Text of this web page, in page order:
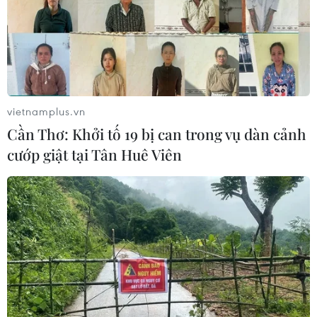
CƠ QUAN CHỦ QUẢN: THÔNG TẤN XÃ VIỆT NAM
Tổng Biên tập: TRẦN TIẾN DUẨN
THỦY
Sở hữu trí tuệ
Quy định sử dụng
RSS
Ngôn ngữ
TTXVN
Dịch vụ tin
Quảng cáo
Liên hệ
vietnamplus.vn
Cần Thơ: Khởi tố 19 bị can trong vụ dàn cảnh
cướp giật tại Tân Huê Viên